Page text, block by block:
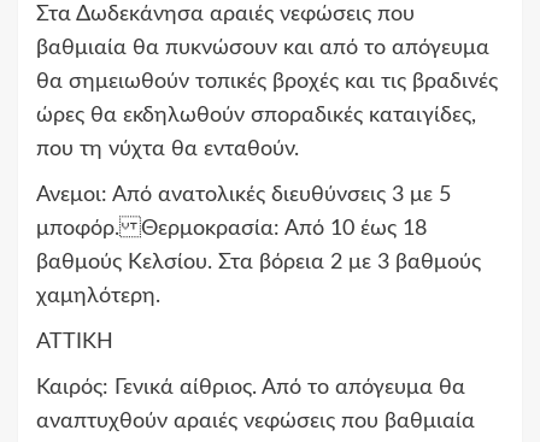
Στα Δωδεκάνησα αραιές νεφώσεις που
βαθμιαία θα πυκνώσουν και από το απόγευμα
θα σημειωθούν τοπικές βροχές και τις βραδινές
ώρες θα εκδηλωθούν σποραδικές καταιγίδες,
που τη νύχτα θα ενταθούν.
Ανεμοι: Από ανατολικές διευθύνσεις 3 με 5
μποφόρ. Θερμοκρασία: Από 10 έως 18
βαθμούς Κελσίου. Στα βόρεια 2 με 3 βαθμούς
χαμηλότερη.
ΑΤΤΙΚΗ
Καιρός: Γενικά αίθριος. Από το απόγευμα θα
αναπτυχθούν αραιές νεφώσεις που βαθμιαία